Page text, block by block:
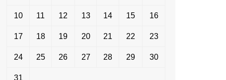
10 11 12 13 14 15 16
17 18 19 20 21 22 23
24 25 26 27 28 29 30
31